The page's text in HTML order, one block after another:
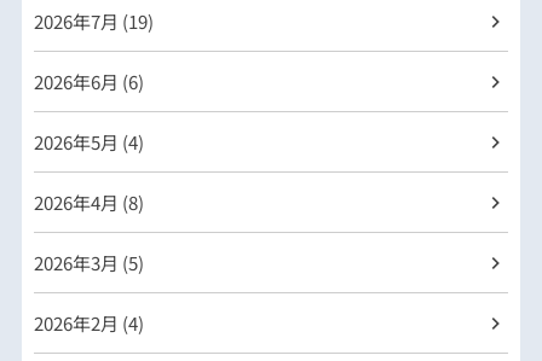
2026年7月 (19)
2026年6月 (6)
2026年5月 (4)
2026年4月 (8)
2026年3月 (5)
2026年2月 (4)